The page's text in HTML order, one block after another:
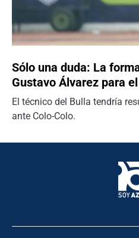
Sólo una duda: La
Gustavo Álvarez para
El técnico del Bulla tendría
ante Colo-Colo.